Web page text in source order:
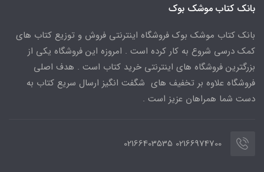
بانک کتاب موشک بوک
بانک کتاب موشک بوک فروشگاه اینترنتی فروش و توزیع کتاب های
کمک درسی شروع به کار کرده است . امروزه این فروشگاه یکی از
بزرگترین فروشگاه های اینترنتی خرید کتاب است . هدف اصلی
فروشگاه علاوه بر تخفیف های شگفت انگیز ارسال سریع کتاب به
دست شما همراهان عزیز است .
02166974700 02166403535